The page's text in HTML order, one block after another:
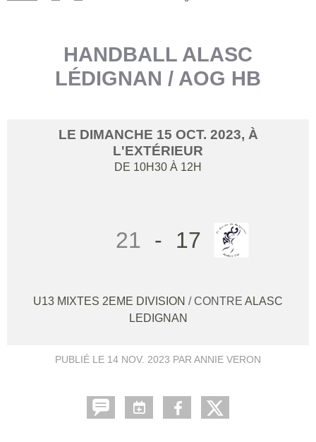
HANDBALL ALASC
LÉDIGNAN / AOG HB
LE DIMANCHE 15 OCT. 2023, À
L'EXTÉRIEUR
DE 10H30 À 12H
21 - 17
U13 MIXTES 2EME DIVISION / CONTRE ALASC
LEDIGNAN
PUBLIÉ LE 14 NOV. 2023 PAR ANNIE VERON